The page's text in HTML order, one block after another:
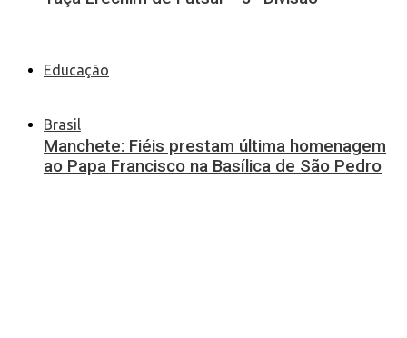
Educação
Brasil
Manchete: Fiéis prestam última homenagem
ao Papa Francisco na Basílica de São Pedro